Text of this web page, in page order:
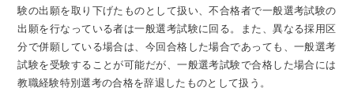
験の出願を取り下げたものとして扱い、不合格者で一般選考試験の
出願を行なっている者は一般選考試験に回る。また、異なる採用区
分で併願している場合は、今回合格した場合であっても、一般選考
試験を受験することが可能だが、一般選考試験で合格した場合には
教職経験特別選考の合格を辞退したものとして扱う。